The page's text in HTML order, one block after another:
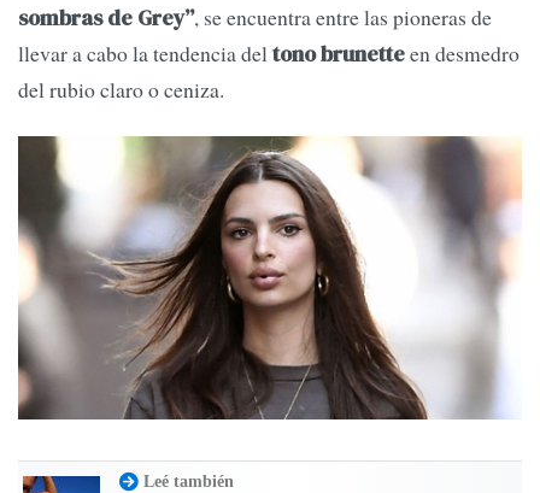
sombras de Grey”, se encuentra entre las pioneras de
llevar a cabo la tendencia deltono brunetteen desmedro
del rubio claro o ceniza.
Leé también